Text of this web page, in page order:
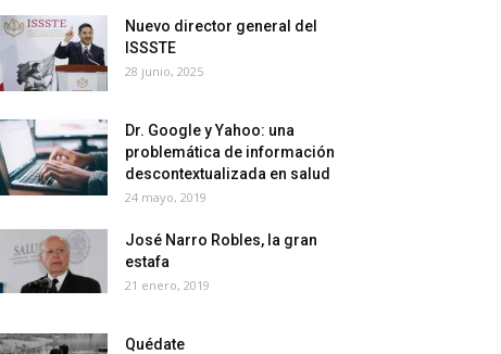
Nuevo director general del
ISSSTE
28 junio, 2025
Dr. Google y Yahoo: una
problemática de información
descontextualizada en salud
24 mayo, 2019
José Narro Robles, la gran
estafa
21 enero, 2019
Quédate